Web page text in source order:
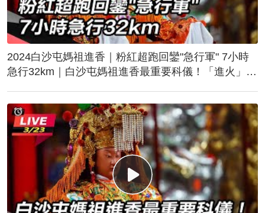
2024白沙屯媽祖進香｜粉紅超跑回鑾"急行軍" 7小時
急行32km｜白沙屯媽祖進香最重要科儀！「進火」儀